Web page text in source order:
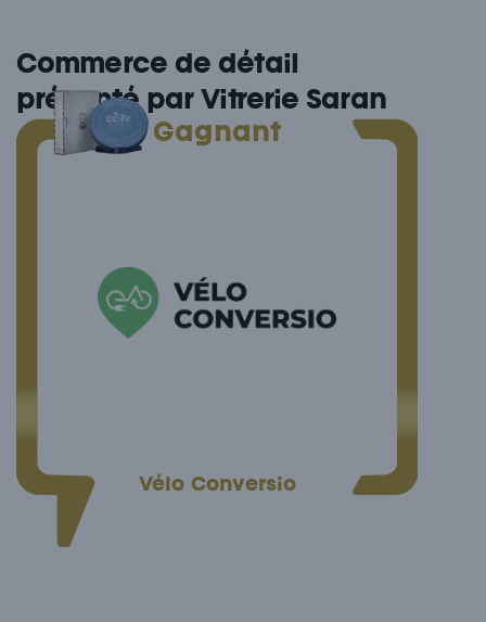
Commerce de détail
présenté par Vitrerie Saran
Gagnant
Vélo Conversio